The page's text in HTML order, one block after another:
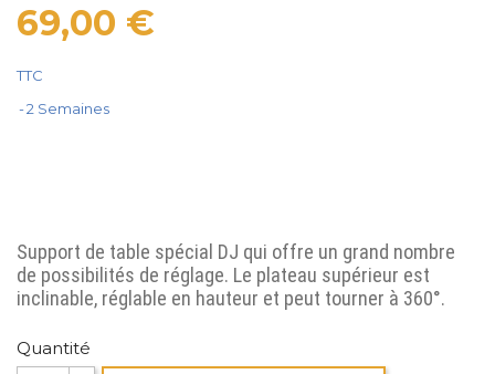
69,00 €
TTC
2 Semaines
Support de table spécial DJ qui offre un grand nombre
de possibilités de réglage. Le plateau supérieur est
inclinable, réglable en hauteur et peut tourner à 360°.
Quantité